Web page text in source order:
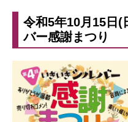
令和5年10月15日
バー感謝まつり